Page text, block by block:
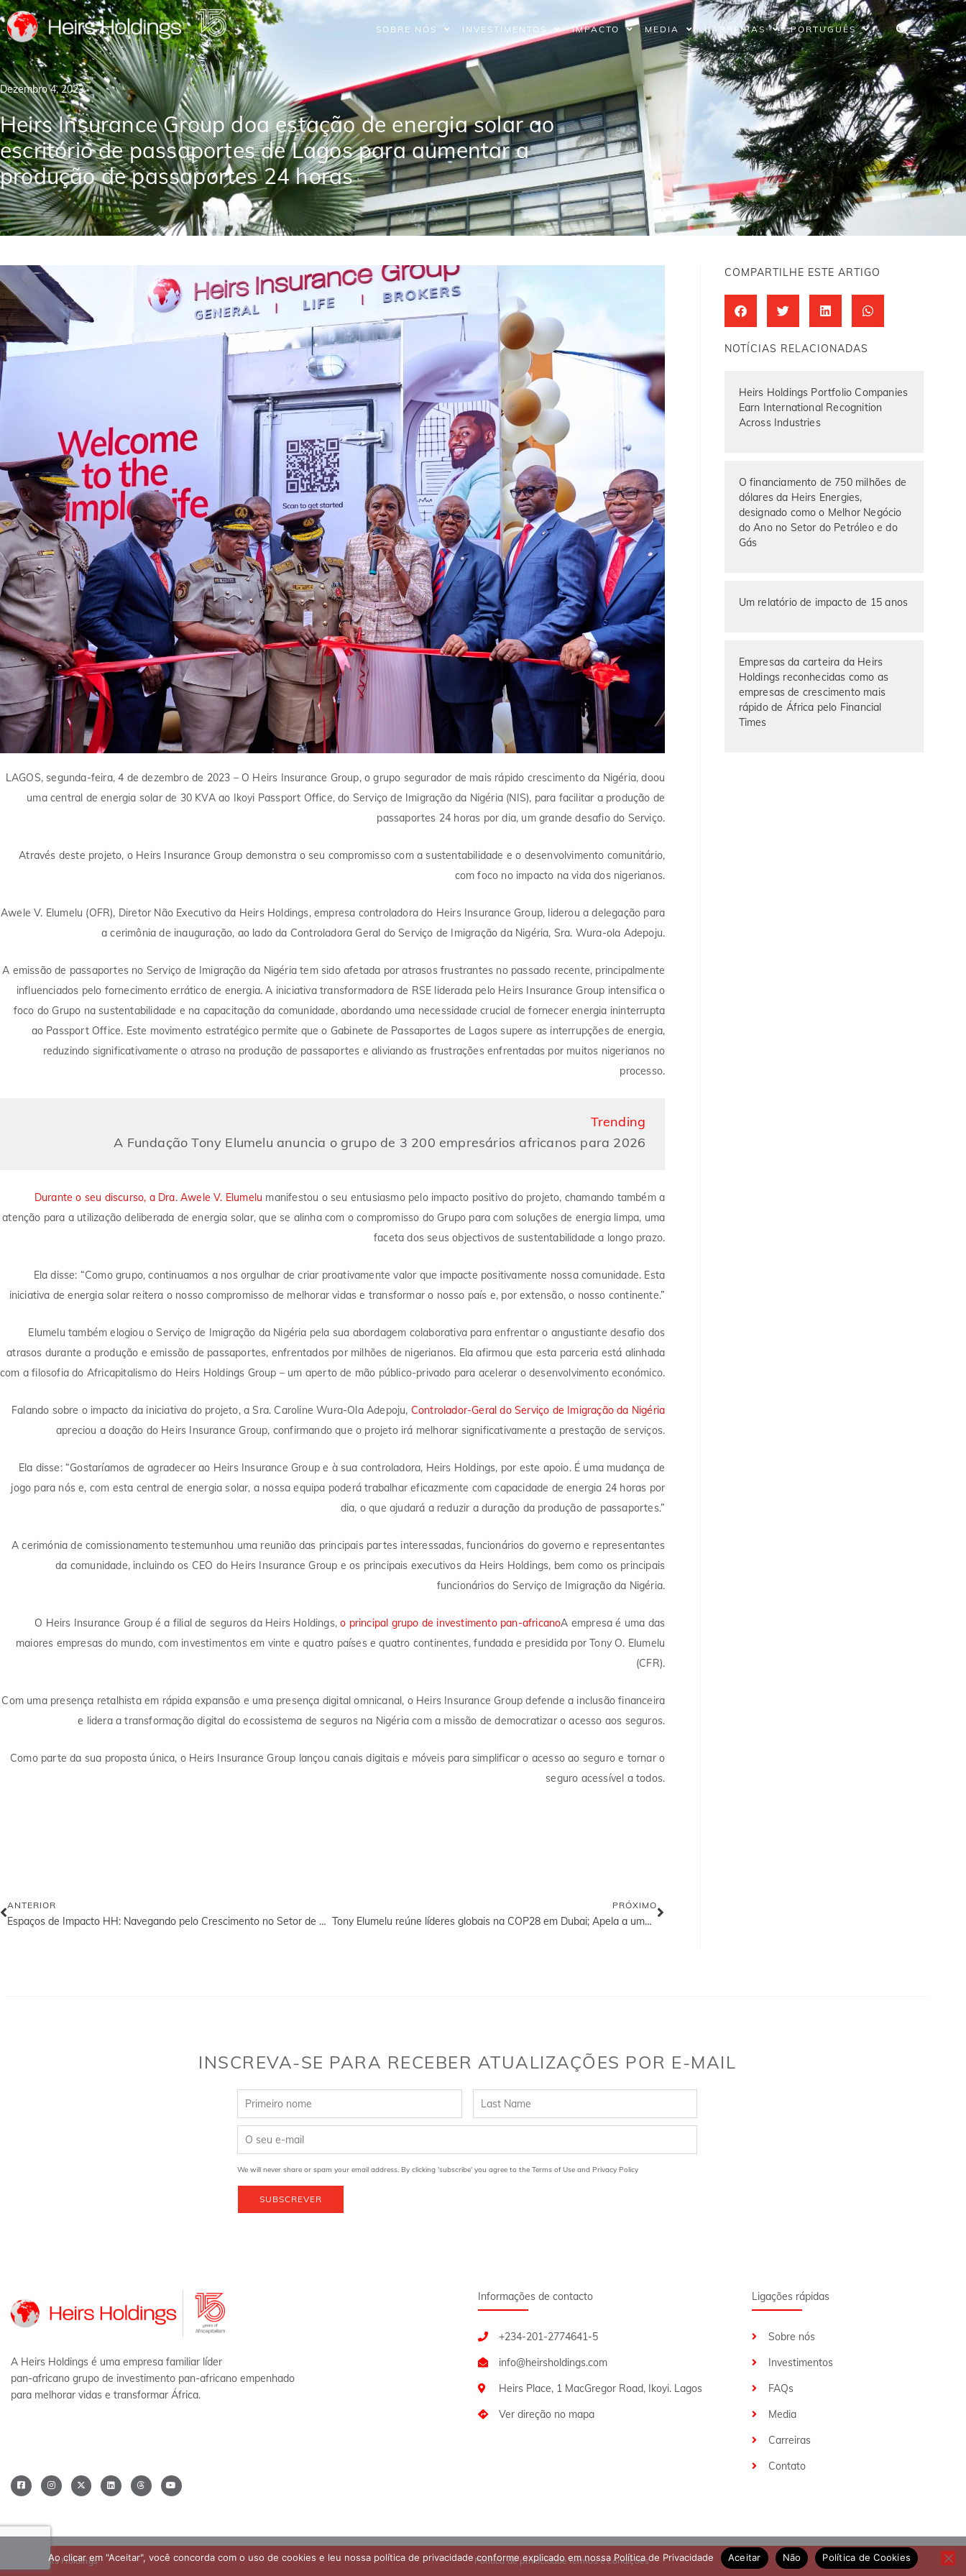
SOBRE NÓS INVESTIMENTOS IMPACTO MEDIA CARREIRAS PORTUGUÊS
Dezembro 4, 2023
Heirs Insurance Group doa estação de energia solar ao
escritório de passaportes de Lagos para aumentar a
produção de passaportes 24 horas
LAGOS, segunda-feira, 4 de dezembro de 2023 – O Heirs Insurance Group, o grupo segurador de mais rápido crescimento da Nigéria, doou
uma central de energia solar de 30 KVA ao Ikoyi Passport Office, do Serviço de Imigração da Nigéria (NIS), para facilitar a produção de
passaportes 24 horas por dia, um grande desafio do Serviço.
Através deste projeto, o Heirs Insurance Group demonstra o seu compromisso com a sustentabilidade e o desenvolvimento comunitário,
com foco no impacto na vida dos nigerianos.
Awele V. Elumelu (OFR), Diretor Não Executivo da Heirs Holdings, empresa controladora do Heirs Insurance Group, liderou a delegação para
a cerimônia de inauguração, ao lado da Controladora Geral do Serviço de Imigração da Nigéria, Sra. Wura-ola Adepoju.
A emissão de passaportes no Serviço de Imigração da Nigéria tem sido afetada por atrasos frustrantes no passado recente, principalmente
influenciados pelo fornecimento errático de energia. A iniciativa transformadora de RSE liderada pelo Heirs Insurance Group intensifica o
foco do Grupo na sustentabilidade e na capacitação da comunidade, abordando uma necessidade crucial de fornecer energia ininterrupta
ao Passport Office. Este movimento estratégico permite que o Gabinete de Passaportes de Lagos supere as interrupções de energia,
reduzindo significativamente o atraso na produção de passaportes e aliviando as frustrações enfrentadas por muitos nigerianos no
processo.
Trending
A Fundação Tony Elumelu anuncia o grupo de 3 200 empresários africanos para 2026
Durante o seu discurso, a Dra. Awele V. Elumelu manifestou o seu entusiasmo pelo impacto positivo do projeto, chamando também a
atenção para a utilização deliberada de energia solar, que se alinha com o compromisso do Grupo para com soluções de energia limpa, uma
faceta dos seus objectivos de sustentabilidade a longo prazo.
Ela disse: “Como grupo, continuamos a nos orgulhar de criar proativamente valor que impacte positivamente nossa comunidade. Esta
iniciativa de energia solar reitera o nosso compromisso de melhorar vidas e transformar o nosso país e, por extensão, o nosso continente.”
Elumelu também elogiou o Serviço de Imigração da Nigéria pela sua abordagem colaborativa para enfrentar o angustiante desafio dos
atrasos durante a produção e emissão de passaportes, enfrentados por milhões de nigerianos. Ela afirmou que esta parceria está alinhada
com a filosofia do Africapitalismo do Heirs Holdings Group – um aperto de mão público-privado para acelerar o desenvolvimento económico.
Falando sobre o impacto da iniciativa do projeto, a Sra. Caroline Wura-Ola Adepoju, Controlador-Geral do Serviço de Imigração da Nigéria
apreciou a doação do Heirs Insurance Group, confirmando que o projeto irá melhorar significativamente a prestação de serviços.
Ela disse: “Gostaríamos de agradecer ao Heirs Insurance Group e à sua controladora, Heirs Holdings, por este apoio. É uma mudança de
jogo para nós e, com esta central de energia solar, a nossa equipa poderá trabalhar eficazmente com capacidade de energia 24 horas por
dia, o que ajudará a reduzir a duração da produção de passaportes.”
A cerimónia de comissionamento testemunhou uma reunião das principais partes interessadas, funcionários do governo e representantes
da comunidade, incluindo os CEO do Heirs Insurance Group e os principais executivos da Heirs Holdings, bem como os principais
funcionários do Serviço de Imigração da Nigéria.
O Heirs Insurance Group é a filial de seguros da Heirs Holdings,o principal grupo de investimento pan-africanoA empresa é uma das
maiores empresas do mundo, com investimentos em vinte e quatro países e quatro continentes, fundada e presidida por Tony O. Elumelu
(CFR).
Com uma presença retalhista em rápida expansão e uma presença digital omnicanal, o Heirs Insurance Group defende a inclusão financeira
e lidera a transformação digital do ecossistema de seguros na Nigéria com a missão de democratizar o acesso aos seguros.
Como parte da sua proposta única, o Heirs Insurance Group lançou canais digitais e móveis para simplificar o acesso ao seguro e tornar o
seguro acessível a todos.
ANTERIOR
Espaços de Impacto HH: Navegando pelo Crescimento no Setor de Seguros da Nigéria
PRÓXIMO
Tony Elumelu reúne líderes globais na COP28 em Dubai; Apela a uma acção climática imediata para África
COMPARTILHE ESTE ARTIGO
NOTÍCIAS RELACIONADAS
Heirs Holdings Portfolio Companies
Earn International Recognition
Across Industries
O financiamento de 750 milhões de
dólares da Heirs Energies,
designado como o Melhor Negócio
do Ano no Setor do Petróleo e do
Gás
Um relatório de impacto de 15 anos
Empresas da carteira da Heirs
Holdings reconhecidas como as
empresas de crescimento mais
rápido de África pelo Financial
Times
INSCREVA-SE PARA RECEBER ATUALIZAÇÕES POR E-MAIL
We will never share or spam your email address. By clicking 'subscribe' you agree to the Terms of Use and Privacy Policy
SUBSCREVER
A Heirs Holdings é uma empresa familiar líder
pan-africano grupo de investimento pan-africano empenhado
para melhorar vidas e transformar África.
Informações de contacto
+234-201-2774641-5
Heirs Place, 1 MacGregor Road, Ikoyi. Lagos
Ver direção no mapa
Ligações rápidas
Sobre nós
Investimentos
FAQs
Media
Carreiras
Contato
©2026 Heirs Holdings Política de privacidadeTermos e condições
Ao clicar em "Aceitar", você concorda com o uso de cookies e leu nossa política de privacidade conforme explicado em nossa Política de Privacidade Aceitar Não Política de Cookies